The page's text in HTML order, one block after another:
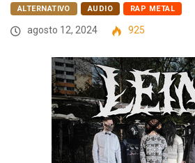
ALTERNATIVO AUDIO RAP METAL
agosto 12, 2024
925